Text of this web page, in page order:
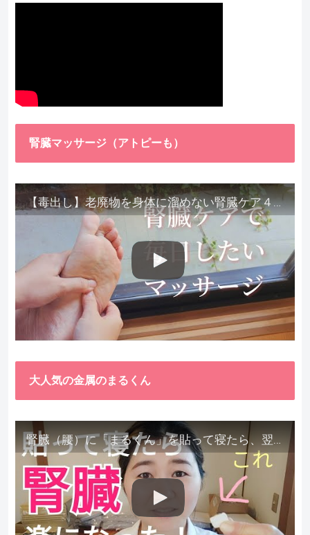
腎臓マッサージ（アトピーも）
【毒出し】老廃物を身体に溜めない腎臓ケア４種をご紹介します。
大人気の金属のまるくん
腎臓（腰）に「まるくん」を貼って寝たら、翌朝めちゃ楽でびっくりしました。腎臓叩いても痛くない！【お客様の声を試してみた】